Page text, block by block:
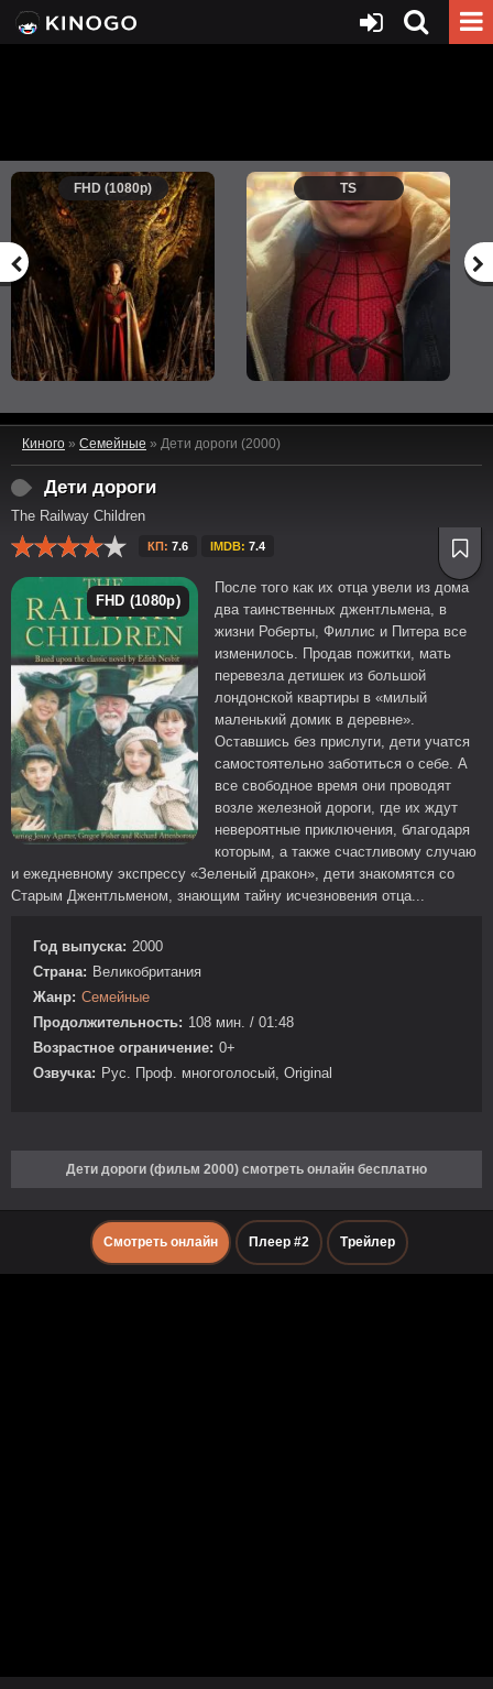
FHD (1080p) TS
Киного » Семейные » Дети дороги (2000)
Дети дороги
The Railway Children
КП: 7.6 IMDB: 7.4
FHD (1080p)
После того как их отца увели из дома
два таинственных джентльмена, в
жизни Роберты, Филлис и Питера все
изменилось. Продав пожитки, мать
перевезла детишек из большой
лондонской квартиры в «милый
маленький домик в деревне».
Оставшись без прислуги, дети учатся
самостоятельно заботиться о себе. А
все свободное время они проводят
возле железной дороги, где их ждут
невероятные приключения, благодаря
которым, а также счастливому случаю
и ежедневному экспрессу «Зеленый дракон», дети знакомятся со
Старым Джентльменом, знающим тайну исчезновения отца...
Год выпуска: 2000
Страна: Великобритания
Жанр: Семейные
Продолжительность: 108 мин. / 01:48
Возрастное ограничение: 0+
Озвучка: Рус. Проф. многоголосый, Original
Дети дороги (фильм 2000) смотреть онлайн бесплатно
Смотреть онлайн Плеер #2 Трейлер